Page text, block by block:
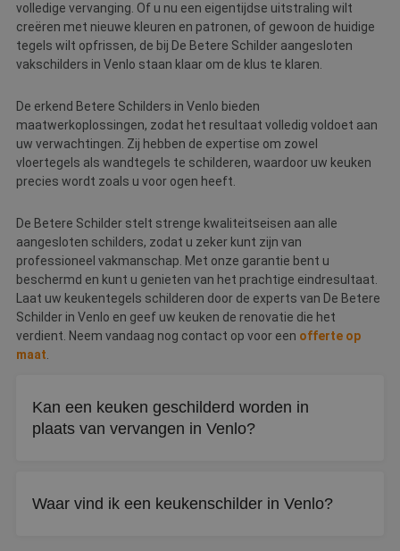
volledige vervanging. Of u nu een eigentijdse uitstraling wilt
creëren met nieuwe kleuren en patronen, of gewoon de huidige
tegels wilt opfrissen, de bij De Betere Schilder aangesloten
vakschilders in Venlo staan klaar om de klus te klaren.
De erkend Betere Schilders in Venlo bieden
maatwerkoplossingen, zodat het resultaat volledig voldoet aan
uw verwachtingen. Zij hebben de expertise om zowel
vloertegels als wandtegels te schilderen, waardoor uw keuken
precies wordt zoals u voor ogen heeft.
De Betere Schilder stelt strenge kwaliteitseisen aan alle
aangesloten schilders, zodat u zeker kunt zijn van
professioneel vakmanschap. Met onze garantie bent u
beschermd en kunt u genieten van het prachtige eindresultaat.
Laat uw keukentegels schilderen door de experts van De Betere
Schilder in Venlo en geef uw keuken de renovatie die het
verdient. Neem vandaag nog contact op voor een offerte op
maat
Kan een keuken geschilderd worden in
plaats van vervangen in Venlo?
aanrecht als de achterwand kunnen een nieuwe kleur
Waar vind ik een keukenschilder in Venlo?